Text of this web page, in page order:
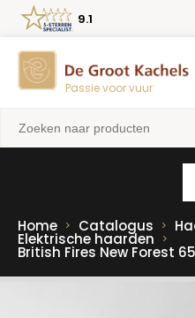
Passie voor vuur
9.1
Home Catalogus
Elektrische haarden
British Fires New Forest